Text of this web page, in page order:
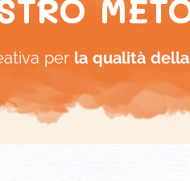
per la qualità